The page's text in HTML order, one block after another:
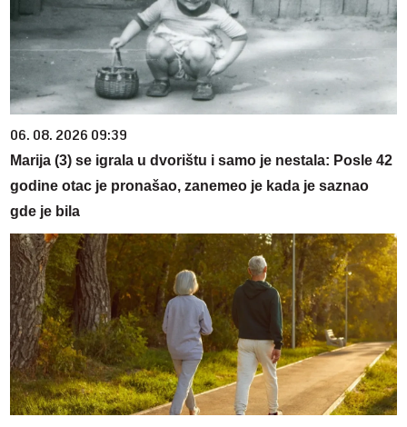
06. 08. 2026 09:39
Marija (3) se igrala u dvorištu i samo je nestala: Posle 42
godine otac je pronašao, zanemeo je kada je saznao
gde je bila